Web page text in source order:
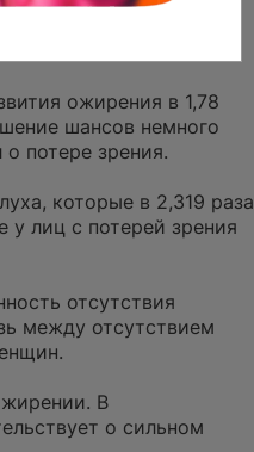
различия между
ожирения в 1,78
шансов немного
потере зрения.
которые в 2,319 раза
лиц с потерей зрения
отсутствия
между отсутствием
В
о сильном